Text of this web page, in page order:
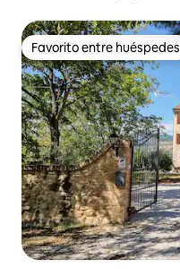
Favorito entre huéspedes
Favorito entre huéspedes